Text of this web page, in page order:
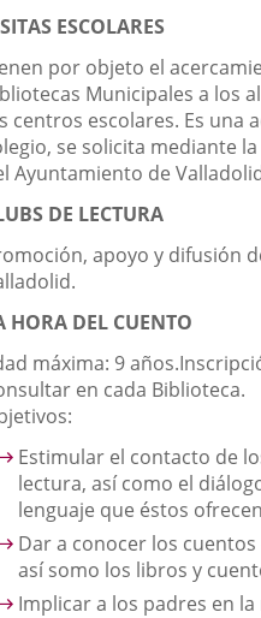
ESCOLARES
por objeto el
Municipales a los
centros escolares. Es una
se solicita mediante
Ayuntamiento de
DE LECTURA
apoyo y difusión
HORA DEL CUENTO
máxima: 9 años.
en cada Biblioteca.
Estimular el contacto de
lectura, así como el
lenguaje que éstos
Dar a conocer los
así somo los libros y
Implicar a los padres en